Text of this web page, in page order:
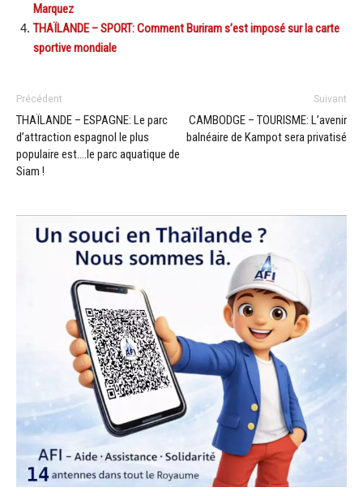
Marquez
THAÏLANDE – SPORT: Comment Buriram s’est imposé sur la carte
sportive mondiale
Précédent
THAÏLANDE – ESPAGNE: Le parc
d’attraction espagnol le plus
populaire est….le parc aquatique de
Siam !
Suivant
CAMBODGE – TOURISME: L’avenir
balnéaire de Kampot sera privatisé